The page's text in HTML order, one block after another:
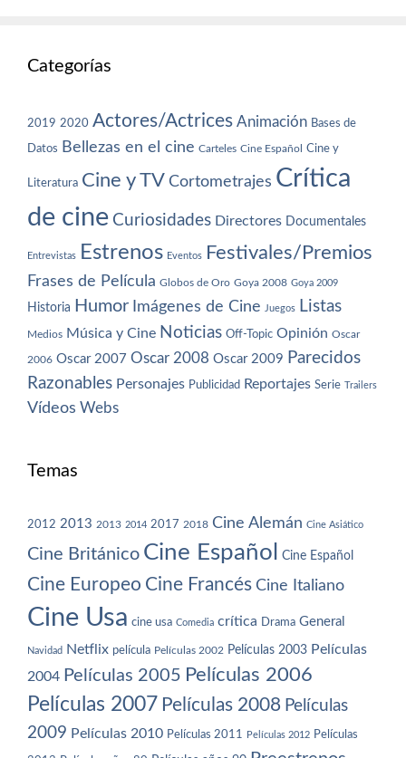
Categorías
2019 2020 Actores/Actrices Animación Bases de
Datos Bellezas en el cine Carteles Cine Español Cine y
Literatura Cine y TV Cortometrajes Crítica
de cine Curiosidades Directores Documentales
Entrevistas Estrenos Eventos Festivales/Premios
Frases de Película Globos de Oro Goya 2008 Goya 2009
Historia Humor Imágenes de Cine Juegos Listas
Medios Música y Cine Noticias Off-Topic Opinión Oscar
2006 Oscar 2007 Oscar 2008 Oscar 2009 Parecidos
Razonables Personajes Publicidad Reportajes Serie Trailers
Vídeos Webs
Temas
2012 2013 2013 2014 2017 2018 Cine Alemán Cine Asiático
Cine Británico Cine Español Cine Español
Cine Europeo Cine Francés Cine Italiano
Cine Usa cine usa Comedia crítica Drama General
Navidad Netflix película Películas 2002 Películas 2003 Películas
2004 Películas 2005 Películas 2006
Películas 2007 Películas 2008 Películas
2009 Películas 2010 Películas 2011 Películas 2012 Películas